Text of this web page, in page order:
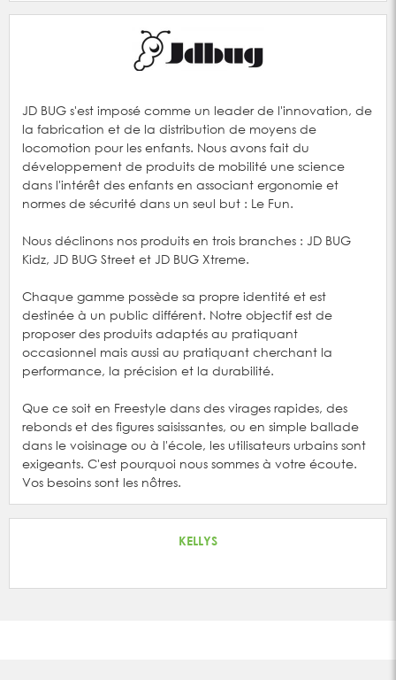
JD BUG s'est imposé comme un leader de l'innovation, de
la fabrication et de la distribution de moyens de
locomotion pour les enfants. Nous avons fait du
développement de produits de mobilité une science
dans l'intérêt des enfants en associant ergonomie et
normes de sécurité dans un seul but : Le Fun.
Nous déclinons nos produits en trois branches : JD BUG
Kidz, JD BUG Street et JD BUG Xtreme.
Chaque gamme possède sa propre identité et est
destinée à un public différent. Notre objectif est de
proposer des produits adaptés au pratiquant
occasionnel mais aussi au pratiquant cherchant la
performance, la précision et la durabilité.
Que ce soit en Freestyle dans des virages rapides, des
rebonds et des figures saisissantes, ou en simple ballade
dans le voisinage ou à l'école, les utilisateurs urbains sont
exigeants. C'est pourquoi nous sommes à votre écoute.
Vos besoins sont les nôtres.
KELLYS